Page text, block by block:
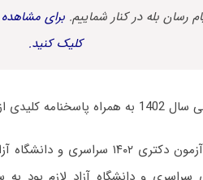
رسان بله در کنار شماییم. برای مشاهده
کلیک کنید.
سنجش منتشر شد.